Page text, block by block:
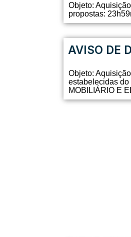
Objeto:
propostas:
AVISO DE
Objeto:
estabelecidas do
MOBILIÁRIO E